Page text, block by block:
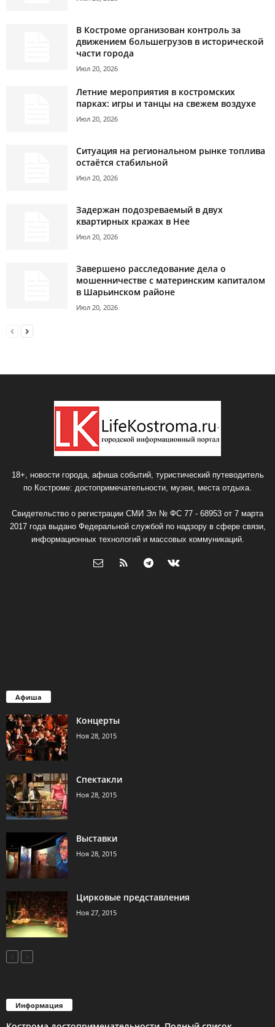
В Костроме организован контроль за
движением большегрузов в исторической
части города
Июл 20, 2026
Летние мероприятия в костромских
парках: игры и танцы на свежем воздухе
Июл 20, 2026
Ситуация на региональном рынке топлива
остаётся стабильной
Июл 20, 2026
Задержан подозреваемый в двух
квартирных кражах в Нее
Июл 20, 2026
Завершено расследование дела о
мошенничестве с материнским капиталом
в Шарьинском районе
Июл 20, 2026
18+, новости города, афиша событий, туристический путеводитель
по Костроме: достопримечательности, музеи, места отдыха.
Свидетельство о регистрации СМИ Эл № ФС 77 - 68953 от 7 марта
2017 года выдано Федеральной службой по надзору в сфере связи,
информационных технологий и массовых коммуникаций.
Афиша
Концерты
Ноя 28, 2015
Спектакли
Ноя 28, 2015
Выставки
Ноя 28, 2015
Цирковые представления
Ноя 27, 2015
Информация